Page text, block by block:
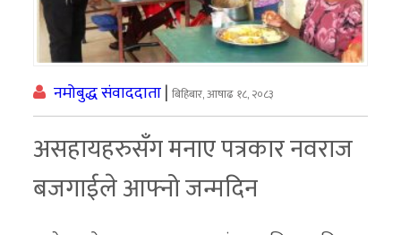
नमोबुद्ध संवाददाता|बिहिबार, आषाढ १८, २०८३
असहायहरुसँग मनाए पत्रकार नवराज
बजगाईले आफ्नो जन्मदिन